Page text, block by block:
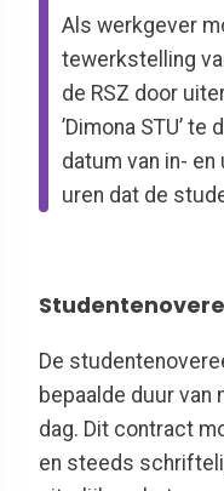
Als werkgever
tewerkstelling
de RSZ door
’Dimona STU’
datum van in-
uren dat de
De
bepaalde duur van
dag. Dit contract
en steeds